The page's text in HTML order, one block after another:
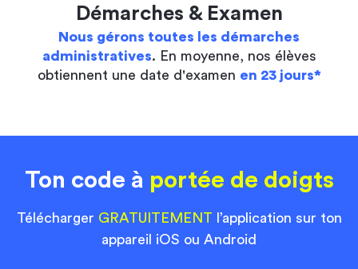
Démarches & Examen
Nous gérons toutes les démarches
administratives. En moyenne, nos élèves
obtiennent une date d'examen en 23 jours*
Ton code à portée de doigts
Télécharger GRATUITEMENT l’application sur ton
appareil iOS ou Android